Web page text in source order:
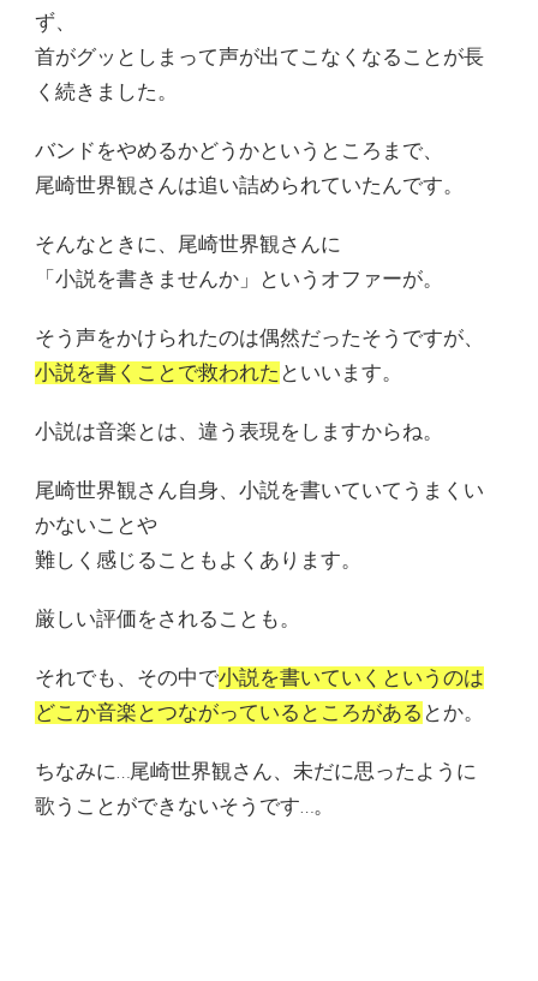
ず、
首がグッとしまって声が出てこなくなることが長
く続きました。
バンドをやめるかどうかというところまで、
尾崎世界観さんは追い詰められていたんです。
そんなときに、尾崎世界観さんに
「小説を書きませんか」というオファーが。
そう声をかけられたのは偶然だったそうですが、
小説を書くことで救われた といいます。
小説は音楽とは、違う表現をしますからね。
尾崎世界観さん自身、小説を書いていてうまくい
かないことや
難しく感じることもよくあります。
厳しい評価をされることも。
それでも、その中で小説を書いていくというのは
どこか音楽とつながっているところがある とか。
ちなみに…尾崎世界観さん、未だに思ったように
歌うことができないそうです…。